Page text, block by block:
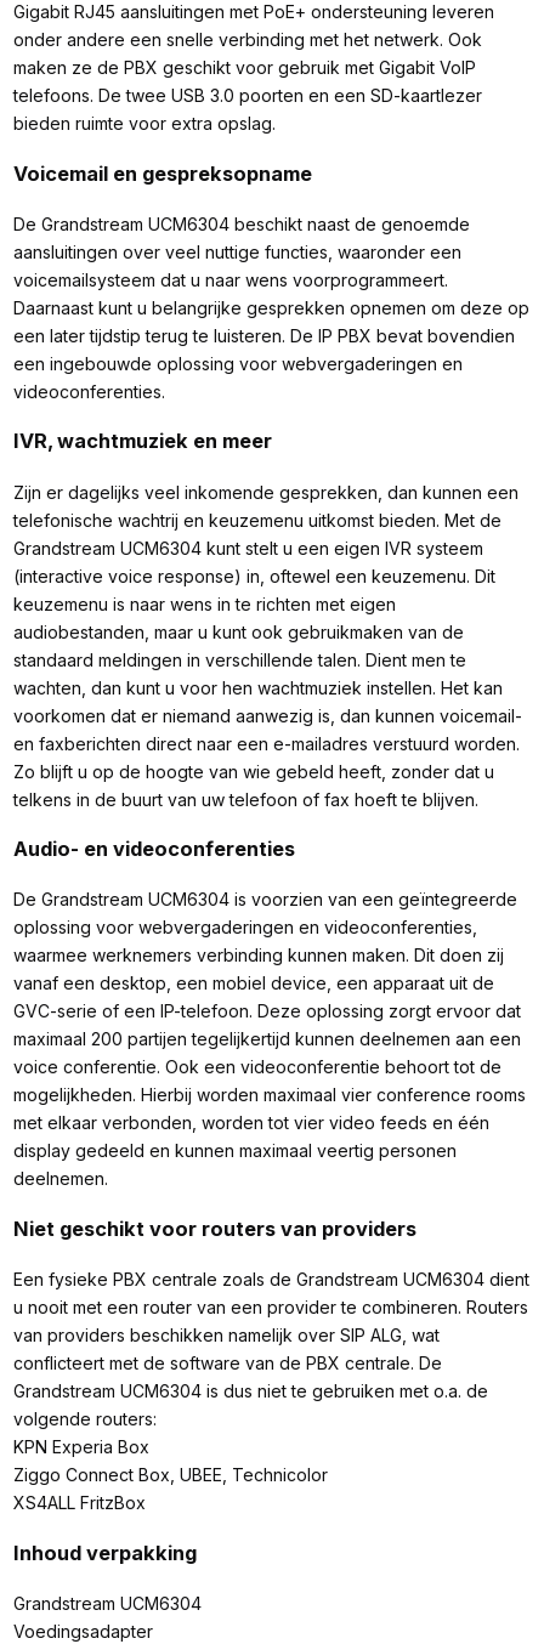
Gigabit RJ45 aansluitingen met PoE+ ondersteuning leveren
onder andere een snelle verbinding met het netwerk. Ook
maken ze de PBX geschikt voor gebruik met Gigabit VoIP
telefoons. De twee USB 3.0 poorten en een SD-kaartlezer
bieden ruimte voor extra opslag.
Voicemail en gespreksopname
De Grandstream UCM6304 beschikt naast de genoemde
aansluitingen over veel nuttige functies, waaronder een
voicemailsysteem dat u naar wens voorprogrammeert.
Daarnaast kunt u belangrijke gesprekken opnemen om deze op
een later tijdstip terug te luisteren. De IP PBX bevat bovendien
een ingebouwde oplossing voor webvergaderingen en
videoconferenties.
IVR, wachtmuziek en meer
Zijn er dagelijks veel inkomende gesprekken, dan kunnen een
telefonische wachtrij en keuzemenu uitkomst bieden. Met de
Grandstream UCM6304 kunt stelt u een eigen IVR systeem
(interactive voice response) in, oftewel een keuzemenu. Dit
keuzemenu is naar wens in te richten met eigen
audiobestanden, maar u kunt ook gebruikmaken van de
standaard meldingen in verschillende talen. Dient men te
wachten, dan kunt u voor hen wachtmuziek instellen. Het kan
voorkomen dat er niemand aanwezig is, dan kunnen voicemail-
en faxberichten direct naar een e-mailadres verstuurd worden.
Zo blijft u op de hoogte van wie gebeld heeft, zonder dat u
telkens in de buurt van uw telefoon of fax hoeft te blijven.
Audio- en videoconferenties
De Grandstream UCM6304 is voorzien van een geïntegreerde
oplossing voor webvergaderingen en videoconferenties,
waarmee werknemers verbinding kunnen maken. Dit doen zij
vanaf een desktop, een mobiel device, een apparaat uit de
GVC-serie of een IP-telefoon. Deze oplossing zorgt ervoor dat
maximaal 200 partijen tegelijkertijd kunnen deelnemen aan een
voice conferentie. Ook een videoconferentie behoort tot de
mogelijkheden. Hierbij worden maximaal vier conference rooms
met elkaar verbonden, worden tot vier video feeds en één
display gedeeld en kunnen maximaal veertig personen
deelnemen.
Niet geschikt voor routers van providers
Een fysieke PBX centrale zoals de Grandstream UCM6304 dient
u nooit met een router van een provider te combineren. Routers
van providers beschikken namelijk over SIP ALG, wat
conflicteert met de software van de PBX centrale. De
Grandstream UCM6304 is dus niet te gebruiken met o.a. de
volgende routers:
KPN Experia Box
Ziggo Connect Box, UBEE, Technicolor
XS4ALL FritzBox
Inhoud verpakking
Grandstream UCM6304
Voedingsadapter